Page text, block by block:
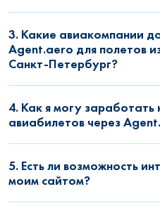
3. Какие авиакомпании
Agent.aero для полетов
Санкт-Петербург?
4. Как я могу
авиабилетов через
5. Есть ли возможность
моим сайтом?